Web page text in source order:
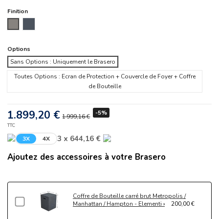
Finition
Options
Sans Options : Uniquement le Brasero
Toutes Options : Ecran de Protection + Couvercle de Foyer + Coffre
de Bouteille
1.899,20 € 1 999,16 € -5%
TTC
3X 4X 3 x 644,16 €
Ajoutez des accessoires à votre Brasero
Coffre de Bouteille carré brut Metropolis /
Manhattan / Hampton - Elementi
200,00 €